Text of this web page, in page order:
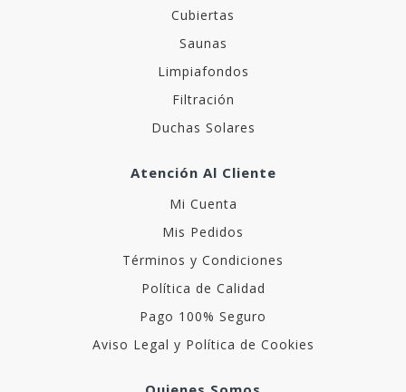
Cubiertas
Saunas
Limpiafondos
Filtración
Duchas Solares
Atención Al Cliente
Mi Cuenta
Mis Pedidos
Términos y Condiciones
Política de Calidad
Pago 100% Seguro
Aviso Legal y Política de Cookies